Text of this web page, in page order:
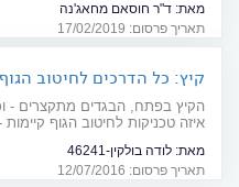
מאת: ד"ר חוסאם מחאג'נה
תאריך פרסום: 17/02/2019
קיץ: כל הדרכים לחיטוב הגוף
הקיץ בפתח, הבגדים מתקצרים -
איזה טכניקות לחיטוב הגוף
מאת: לודה בולקין-46241
תאריך פרסום: 12/07/2016